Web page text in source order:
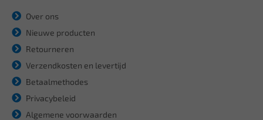
Over ons
Nieuwe producten
Retourneren
Verzendkosten en levertijd
Betaalmethodes
Privacybeleid
Algemene voorwaarden